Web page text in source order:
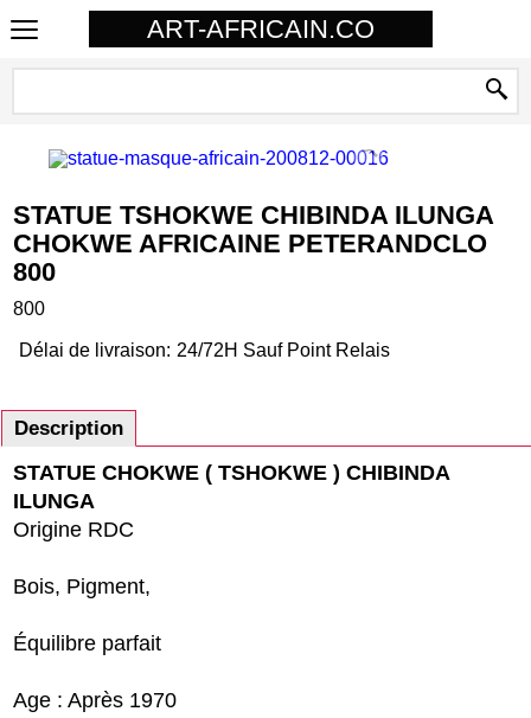
ART-AFRICAIN.CO
STATUE TSHOKWE CHIBINDA ILUNGA
CHOKWE AFRICAINE PETERANDCLO
800
800
Délai de livraison: 24/72H Sauf Point Relais
Description
STATUE CHOKWE ( TSHOKWE ) CHIBINDA
ILUNGA
Origine RDC
Bois, Pigment,
Équilibre parfait
Age : Après 1970